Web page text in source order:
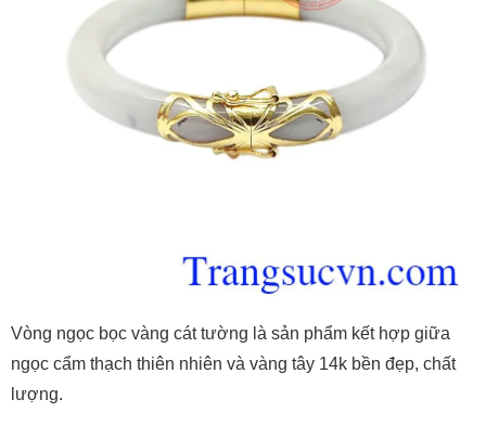
Vòng ngọc bọc vàng cát tường là sản phẩm kết hợp giữa
ngọc cẩm thạch thiên nhiên và vàng tây 14k bền đẹp, chất
lượng.